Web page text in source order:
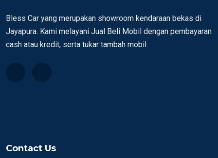
Bless Car yang merupakan showroom kendaraan bekas di
Jayapura. Kami melayani Jual Beli Mobil dengan pembayaran
cash atau kredit, serta tukar tambah mobil.
Contact Us